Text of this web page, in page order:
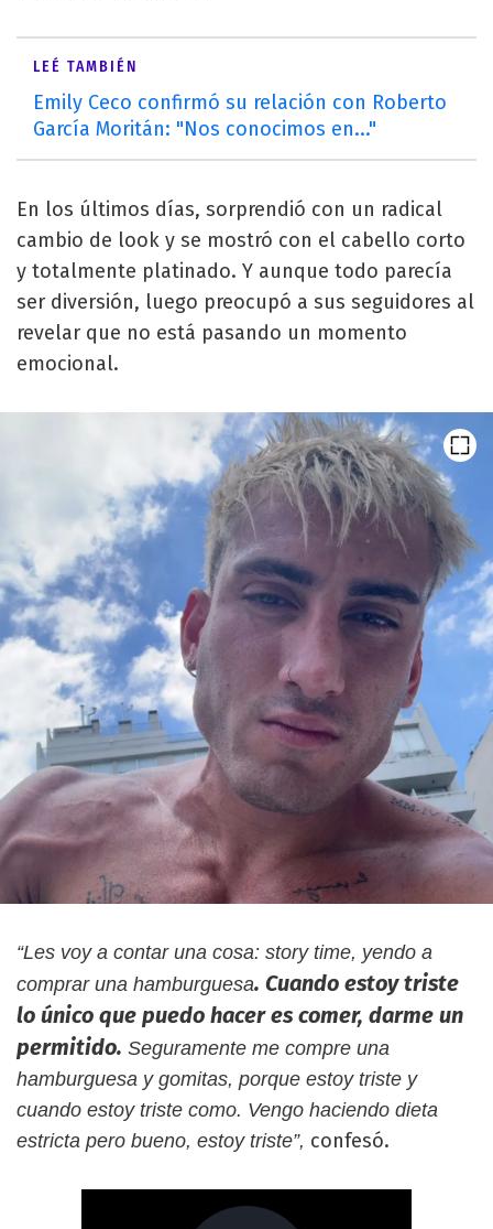
LEÉ TAMBIÉN
Emily Ceco confirmó su relación con Roberto
García Moritán: "Nos conocimos en..."
En los últimos días, sorprendió con un radical
cambio de look y se mostró con el cabello corto
y totalmente platinado. Y aunque todo parecía
ser diversión, luego preocupó a sus seguidores al
revelar que no está pasando un momento
emocional.
“Les voy a contar una cosa: story time, yendo a
comprar una hamburguesa. Cuando estoy triste
lo único que puedo hacer es comer, darme un
permitido. Seguramente me compre una
hamburguesa y gomitas, porque estoy triste y
cuando estoy triste como. Vengo haciendo dieta
estricta pero bueno, estoy triste”, confesó.